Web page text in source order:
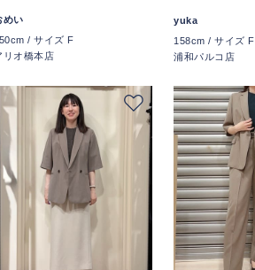
めい
/ サイズ F
リオ橋本店
yuka
158cm / サイズ F
浦和パルコ店